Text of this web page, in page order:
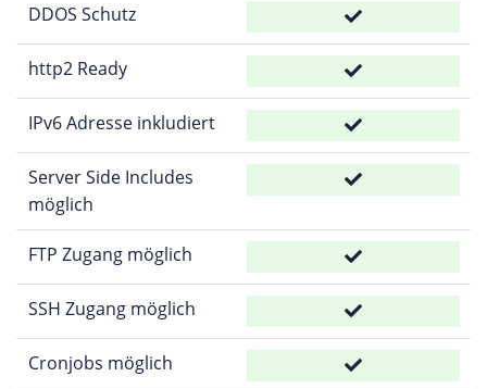
DDOS Schutz
http2 Ready
IPv6 Adresse inkludiert
Server Side Includes
möglich
FTP Zugang möglich
SSH Zugang möglich
Cronjobs möglich